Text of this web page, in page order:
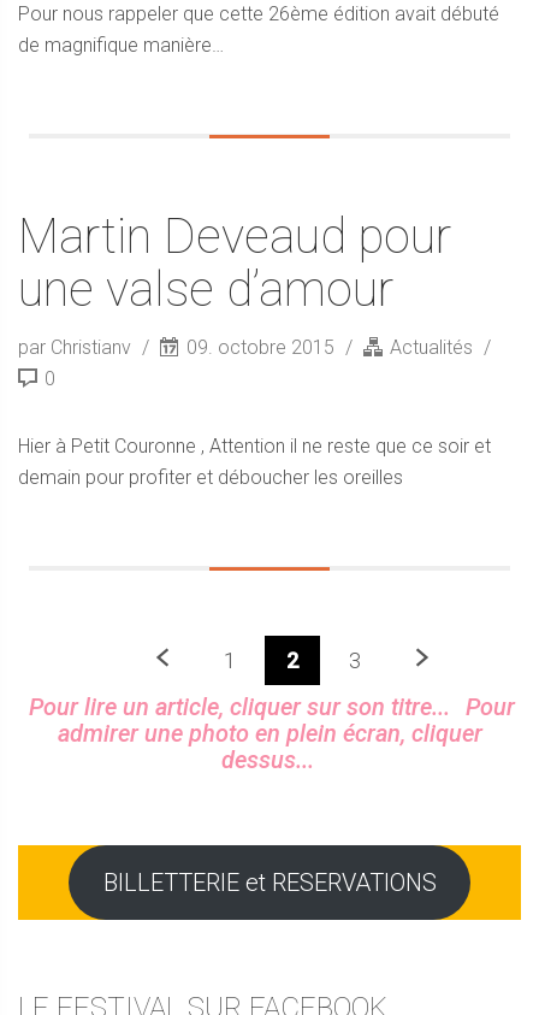
Pour nous rappeler que cette 26ème édition avait débuté
de magnifique manière…
Martin Deveaud pour
une valse d’amour
par Christianv 09. octobre 2015
Actualités
0
Hier à Petit Couronne , Attention il ne reste que ce soir et
demain pour profiter et déboucher les oreilles
Précedent
1 2 3 Prochaine
Sidebar
Pour lire un article, cliquer sur son titre...
Pour
admirer une photo en plein écran, cliquer
dessus...
BILLETTERIE et RESERVATIONS
LE FESTIVAL SUR FACEBOOK